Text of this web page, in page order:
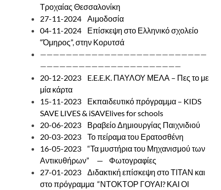
Τροχαίας Θεσσαλονίκη
27-11-2024 Αιμοδοσία
04-11-2024 Επίσκεψη στο Ελληνικό σχολείο
“Όμηρος”, στην Κορυτσά
——————————————————————————
——————————————————————
20-12-2023 E.E.E.K. ΠΑΥΛΟΥ ΜΕΛΑ – Πες το με
μία κάρτα
15-11-2023 Εκπαιδευτικό πρόγραμμα – KIDS
SAVE LIVES & iSAVElives for schools
20-06-2023 Βραβείο Δημιουργίας Παιχνιδιού
20-03-2023 Το πείραμα του Ερατοσθένη
16-05-2023 “Τα μυστήρια του Μηχανισμού των
Αντικυθήρων” — Φωτογραφίες
27-01-2023 Διδακτική επίσκεψη στο ΤΙΤΑΝ και
στο πρόγραμμα “ΝΤΟΚΤΟΡ ΓΟΥΑΙ? ΚΑΙ ΟΙ